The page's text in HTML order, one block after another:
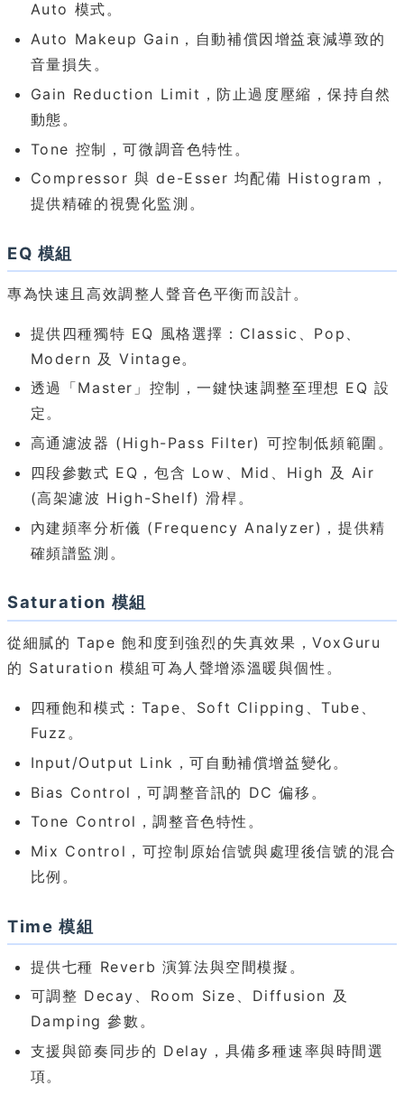
Auto 模式。
Auto Makeup Gain，自動補償因增益衰減導致的
音量損失。
Gain Reduction Limit，防止過度壓縮，保持自然
動態。
Tone 控制，可微調音色特性。
Compressor 與 de-Esser 均配備 Histogram，
提供精確的視覺化監測。
EQ 模組
專為快速且高效調整人聲音色平衡而設計。
提供四種獨特 EQ 風格選擇：Classic、Pop、
Modern 及 Vintage。
透過「Master」控制，一鍵快速調整至理想 EQ 設
定。
高通濾波器 (High-Pass Filter) 可控制低頻範圍。
四段參數式 EQ，包含 Low、Mid、High 及 Air
(高架濾波 High-Shelf) 滑桿。
內建頻率分析儀 (Frequency Analyzer)，提供精
確頻譜監測。
Saturation 模組
從細膩的 Tape 飽和度到強烈的失真效果，VoxGuru
的 Saturation 模組可為人聲增添溫暖與個性。
四種飽和模式：Tape、Soft Clipping、Tube、
Fuzz。
Input/Output Link，可自動補償增益變化。
Bias Control，可調整音訊的 DC 偏移。
Tone Control，調整音色特性。
Mix Control，可控制原始信號與處理後信號的混合
比例。
Time 模組
提供七種 Reverb 演算法與空間模擬。
可調整 Decay、Room Size、Diffusion 及
Damping 參數。
支援與節奏同步的 Delay，具備多種速率與時間選
項。